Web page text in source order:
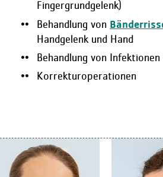
Fingergrundgelenk)
Behandlung von
Handgelenk und Hand
Behandlung von Infektionen
Korrekturoperationen